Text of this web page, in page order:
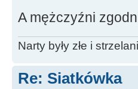
A mężczyźni
Narty były złe i
Re: Siatkówka